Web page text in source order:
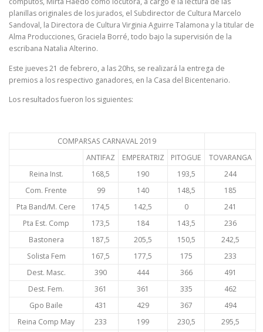
planillas originales de los jurados, el Subdirector de Cultura Marcelo
Sandoval, la Directora de Cultura Virginia Aguirre Talamona y la titular de
Alma Producciones, Graciela Borré, todo bajo la supervisión de la
escribana Natalia Alterino.
Este jueves 21 de febrero, a las 20hs, se realizará la entrega de
premios a los respectivo ganadores, en la Casa del Bicentenario.
Los resultados fueron los siguientes:
COMPARSAS CARNAVAL 2019
ANTIFAZ
EMPERATRIZ PITOGUE
TOVARANGA
Reina Inst.
168,5 190 193,5
244
Com. Frente
99 140 148,5
185
Pta Band/M. Cere
174,5 142,5 0
241
Pta Est. Comp
173,5 184 143,5
236
Bastonera
187,5 205,5 150,5
242,5
Solista Fem
167,5 177,5 175
233
Dest. Masc.
390 444 366
491
Dest. Fem.
361 361 335
462
Gpo Baile
431 429 367
494
Reina Comp May
233 199 230,5
295,5